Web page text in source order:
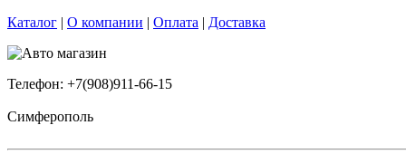
Каталог | О компании | Оплата | Доставка
Телефон: +7(908)911-66-15
Симферополь